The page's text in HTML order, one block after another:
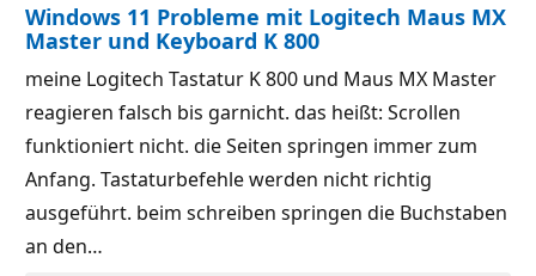
s
p
u
n
k
t
e
g
e
i
t
s
p
u
n
k
t
e
Windows 11 Probleme mit Logitech Maus MX
Master und Keyboard K 800
meine Logitech Tastatur K 800 und Maus MX Master
reagieren falsch bis garnicht. das heißt: Scrollen
funktioniert nicht. die Seiten springen immer zum
Anfang. Tastaturbefehle werden nicht richtig
ausgeführt. beim schreiben springen die Buchstaben
an den…